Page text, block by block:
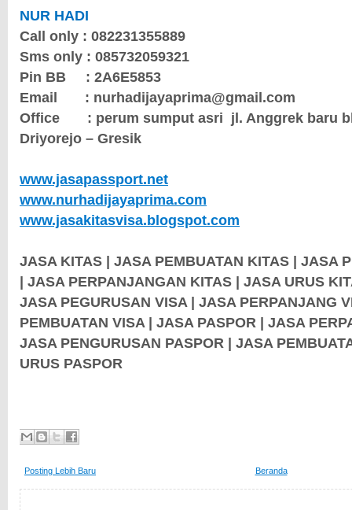
NUR HADI
Call only : 082231355889
Sms only : 085732059321
Pin BB
: 2A6E5853
Email
: nurhadijayaprima@gmail.com
Office
: perum sumput asri jl. Anggrek baru
Driyorejo – Gresik
www.jasapassport.net
www.nurhadijayaprima.com
www.jasakitasvisa.blogspot.com
JASA KITAS | JASA PEMBUATAN KITAS | JASA
| JASA PERPANJANGAN KITAS | JASA URUS
JASA PEGURUSAN VISA | JASA PERPANJANG
PEMBUATAN VISA | JASA PASPOR | JASA
JASA PENGURUSAN PASPOR | JASA
URUS PASPOR
Posting Lebih Baru Beranda